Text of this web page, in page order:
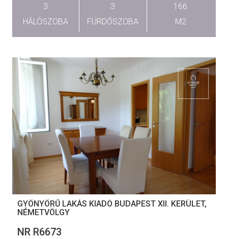
3
HÁLÓSZOBA
3
FÜRDŐSZOBA
166
M2
GYÖNYÖRŰ LAKÁS KIADÓ BUDAPEST XII. KERÜLET,
NÉMETVÖLGY
NR R6673